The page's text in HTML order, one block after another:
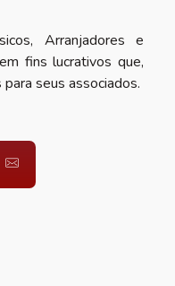
Arranjadores e
fins lucrativos que,
seus associados.